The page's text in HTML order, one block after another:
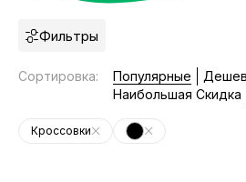
Фильтры
Сортировка: Популярные
Наибольшая Скидка
Кроссовки